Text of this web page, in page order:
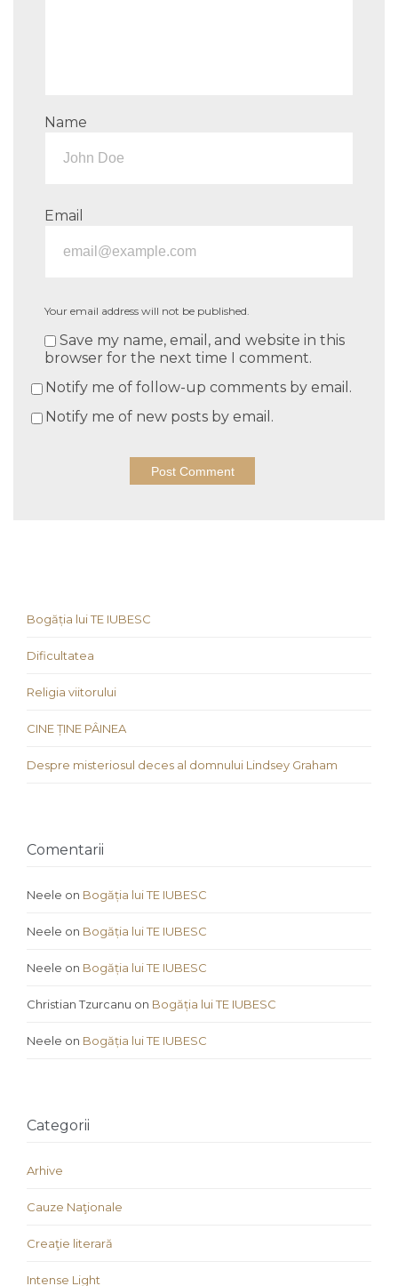
Name
Email
Your email address will not be published.
Save my name, email, and website in this
browser for the next time I comment.
Notify me of follow-up comments by email.
Notify me of new posts by email.
Bogăția lui TE IUBESC
Dificultatea
Religia viitorului
CINE ȚINE PÂINEA
Despre misteriosul deces al domnului Lindsey Graham
Comentarii
Neele on Bogăția lui TE IUBESC
Neele on Bogăția lui TE IUBESC
Neele on Bogăția lui TE IUBESC
Christian Tzurcanu on Bogăția lui TE IUBESC
Neele on Bogăția lui TE IUBESC
Categorii
Arhive
Cauze Naţionale
Creaţie literară
Intense Light